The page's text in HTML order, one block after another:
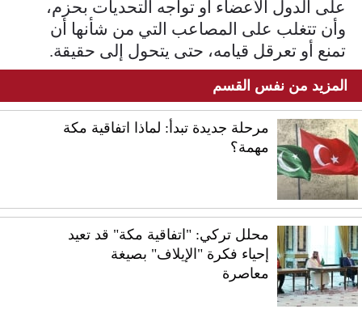
على الدول الأعضاء أو تواجه التحديات بحزم،
وأن تتغلب على المصاعب التي من شأنها أن
تمنع أو تعرقل قيامه، حتى يتحول إلى حقيقة.
المزيد من نفس القسم
مرحلة جديدة تبدأ: لماذا اتفاقية مكة
مهمة؟
محلل تركي: "اتفاقية مكة" قد تعيد
إحياء فكرة "الإيلاف" بصيغة
معاصرة